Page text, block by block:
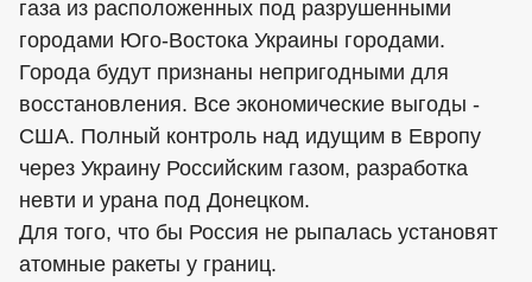
газа из расположенных под разрушенными
городами Юго-Востока Украины городами.
Города будут признаны непригодными для
восстановления. Все экономические выгоды -
США. Полный контроль над идущим в Европу
через Украину Российским газом, разработка
невти и урана под Донецком.
Для того, что бы Россия не рыпалась установят
атомные ракеты у границ.